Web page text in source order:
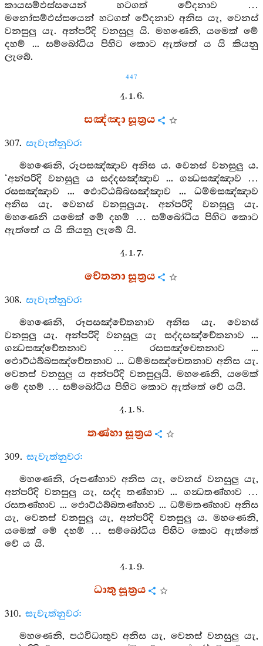
කායසම්ඵස්සයෙන් හටගත් වේදනාව …
මනෝසම්ඵස්සයෙන් හටගත් වේදනාව අනිස යැ, වෙනස්
වනසුලු යැ. අන්පරිදි වනසුලු යි. මහණෙනි, යමෙක් මේ
දහම් ... සම්බෝධිය පිහිට කොට ඇත්තේ ය යි කියනු
ලැබේ.
447
4. 1. 6.
සඤ්ඤා සූත්‍රය
307. සැවැත්නුවර:
මහණෙනි, රූපසඤ්ඤාව අනිස ය. වෙනස් වනසුලු ය.
‘අන්පරිදි වනසුලු ය සද්දසඤ්ඤාව ... ගන්‍ධසඤ්ඤාව …
රසසඤ්ඤාව ... ඵොට්ඨබ්බසඤ්ඤාව ... ධම්මසඤ්ඤාව
අනිස යැ. වෙනස් වනසුලුයැ. අන්පරිදි වනසුලු යැ.
මහණෙනි යමෙක් මේ දහම් … සම්බෝධිය පිහිට කොට
ඇත්තේ ය යි කියනු ලැබේ යි.
4. 1. 7.
චේතනා සූත්‍රය
308. සැවැත්නුවර:
මහණෙනි, රූපසඤ්චේතනාව අනිස යැ. වෙනස්
වනසුලු යැ. අන්පරිදි වනසුලු යැ සද්දසඤ්චේතනාව ...
ගන්‍ධසඤ්චේතනාව … රසසඤ්චෙතනාව ...
ඵොට්ඨබ්බසඤ්චේතනාව ... ධම්මසඤ්චෙතනාව අනිස යැ.
වෙනස් වනසුලු ය අන්පරිදි වනසුලුයි. මහණෙනි, යමෙක්
මේ දහම් … සම්බෝධිය පිහිට කොට ඇත්තේ වේ යයි.
4. 1. 8.
තණ්හා සූත්‍රය
309. සැවැත්නුවර:
මහණෙනි, රූපණ්හාව අනිස යැ, වෙනස් වනසුලු යැ,
අන්පරිදි වනසුලු යැ, සද්ද තණ්හාව ... ගන්‍ධතණ්හාව …
රසතණ්හාව ... ඵොට්ඨබ්බතණ්හාව ... ධම්මතණ්හාව අනිස
යැ, වෙනස් වනසුලු යැ, අන්පරිදි වනසුලු ය. මහණෙනි,
යමෙක් මේ දහම් … සම්බෝධිය පිහිට කොට ඇත්තේ
වේ ය යි.
4. 1. 9.
ධාතු සූත්‍රය
310. සැවැත්නුවර:
මහණෙනි, පඨවිධාතුව අනිස යැ, වෙනස් වනසුලු යැ,